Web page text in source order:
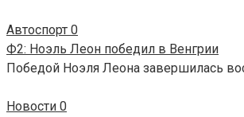
Автоспорт 0
Ф2: Ноэль Леон победил в Венгрии
Победой Ноэля Леона завершилась
Новости 0